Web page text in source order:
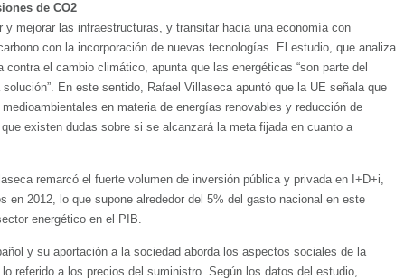
de CO2
y mejorar las infraestructuras, y transitar hacia una economía con
con la incorporación de nuevas tecnologías. El estudio, que analiza
contra el cambio climático, apunta que las energéticas “son parte del
En este sentido, Rafael Villaseca apuntó que la UE señala que
en materia de energías renovables y reducción de
existen dudas sobre si se alcanzará la meta fijada en cuanto a
remarcó el fuerte volumen de inversión pública y privada en I+D+i,
en 2012, lo que supone alrededor del 5% del gasto nacional en este
energético en el PIB.
y su aportación a la sociedad aborda los aspectos sociales de la
referido a los precios del suministro. Según los datos del estudio,